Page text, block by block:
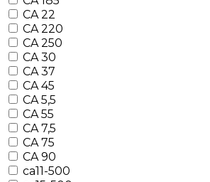
CA 22
CA 220
CA 250
CA 30
CA 37
CA 45
CA 5,5
CA 55
CA 7,5
CA 75
CA 90
ca11-500